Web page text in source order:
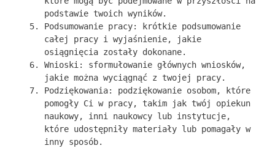
podstawie twoich wyników.
Podsumowanie pracy: krótkie podsumowanie
całej pracy i wyjaśnienie, jakie
osiągnięcia zostały dokonane.
Wnioski: sformułowanie głównych wniosków,
jakie można wyciągnąć z twojej pracy.
Podziękowania: podziękowanie osobom, które
pomogły Ci w pracy, takim jak twój opiekun
naukowy, inni naukowcy lub instytucje,
które udostępniły materiały lub pomagały w
inny sposób.